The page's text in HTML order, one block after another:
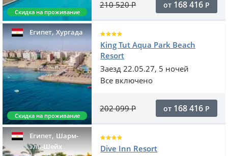
Скидка на проживание
210 520Р от 168 416 Р
Египет,Хургада
Скидка на проживание
King Tut Aqua Park Beach
Resort
Заезд 22.05.27, 5 ночей
Все включено
202 099Р от 168 416 Р
Египет,Шарм-
эль-Шейх
Dive Inn Resort